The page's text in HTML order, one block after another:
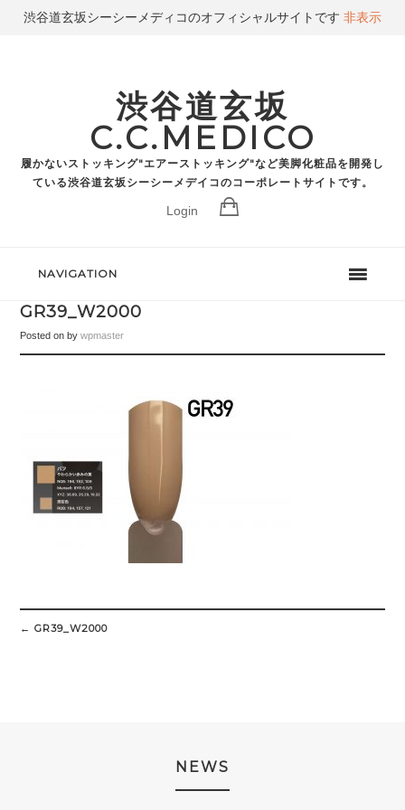
渋谷道玄坂
C.C.MEDICO
履かないストッキング"エアーストッキング"など美脚化粧品を開発し
ている渋谷道玄坂シーシーメデイコのコーポレートサイトです。
Login
NAVIGATION
GR39_W2000
Posted onbywpmaster
Post
navigation
← GR39_W2000
NEWS
渋谷道玄坂シーシーメディコのオフィシャルサイトです 非表示